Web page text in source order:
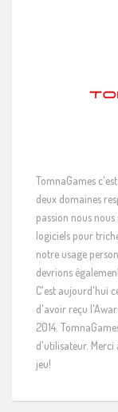
TomnaGames
deux domaines
passion nous
logiciels pour
notre usage
devrions
C'est aujourd'hui
d'avoir reçu
2014.
d'utilisateur.
jeu!